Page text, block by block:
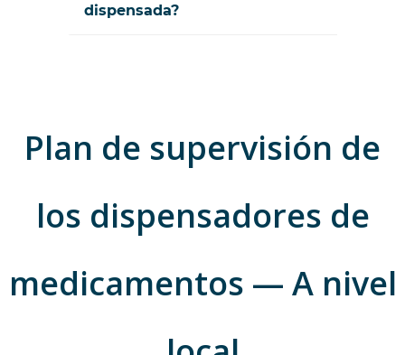
dispensada?
Plan de supervisión de
los dispensadores de
medicamentos — A nivel